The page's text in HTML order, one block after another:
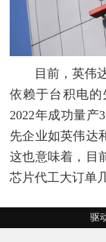
目前，英伟
依赖于台积电
2022年成功量产
先企业如英伟达
这也意味着，目
芯片代工大订单
驱